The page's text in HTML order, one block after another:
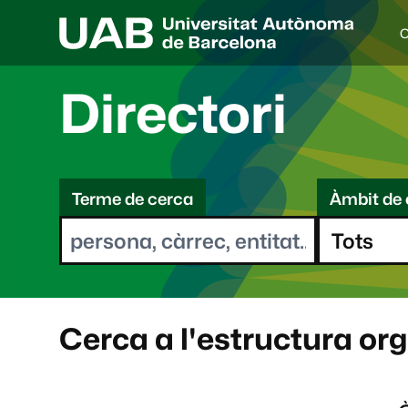
I
d
i
a
e
l
e
o
t
Directori
C
eTerme de cerca Àmbit de
Cerca a l'estructura